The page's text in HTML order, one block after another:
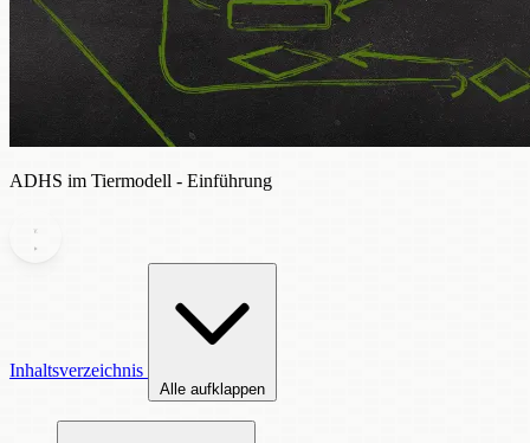
ADHS im Tiermodell - Einführung
Inhaltsverzeichnis
Alle aufklappen